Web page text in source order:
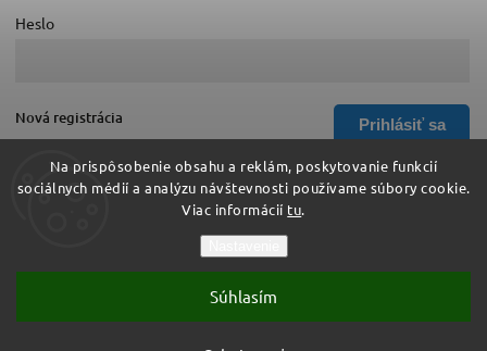
Na prispôsobenie obsahu a reklám, poskytovanie funkcií
sociálnych médií a analýzu návštevnosti používame súbory cookie.
Viac informácií tu.
Súhlasím
Heslo
Prihlásiť sa
Nová registrácia
Zabudnuté heslo
Vytvoril Shoptet
Hurá do školy. Všetky práva vyhradené.
Upraviť nastavenie cookies
Shoptet| Design